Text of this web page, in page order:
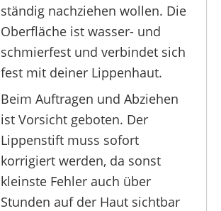
KTOULER
8,99 €
ständig nachziehen wollen. Die
Oberfläche ist wasser- und
schmierfest und verbindet sich
fest mit deiner Lippenhaut.
Beim Auftragen und Abziehen
ist Vorsicht geboten. Der
Lippenstift muss sofort
korrigiert werden, da sonst
kleinste Fehler auch über
Stunden auf der Haut sichtbar